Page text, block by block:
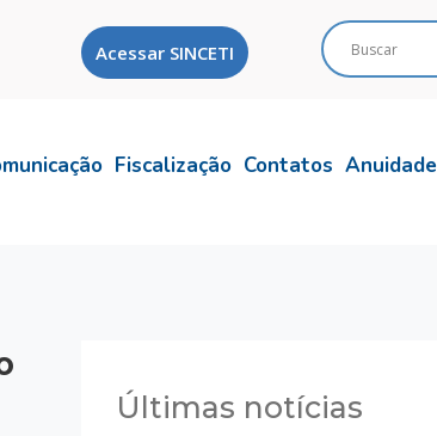
Acessar SINCETI
Fiscalização Contatos Anuidade
Últimas notícias